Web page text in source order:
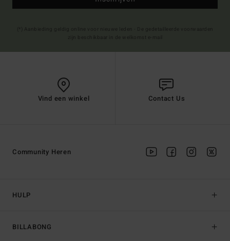
Vind een winkel Contact Us
HULP
BILLABONG
Community Heren